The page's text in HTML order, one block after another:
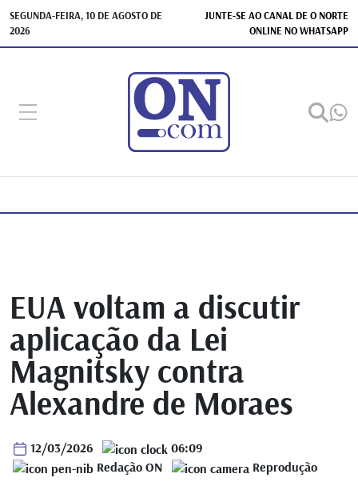
SEGUNDA-FEIRA, 10 DE AGOSTO DE
2026
JUNTE-SE AO CANAL DE O NORTE
ONLINE NO WHATSAPP
EUA voltam a discutir
aplicação da Lei
Magnitsky contra
Alexandre de Moraes
12/03/2026
06:09
Redação ON
Reprodução